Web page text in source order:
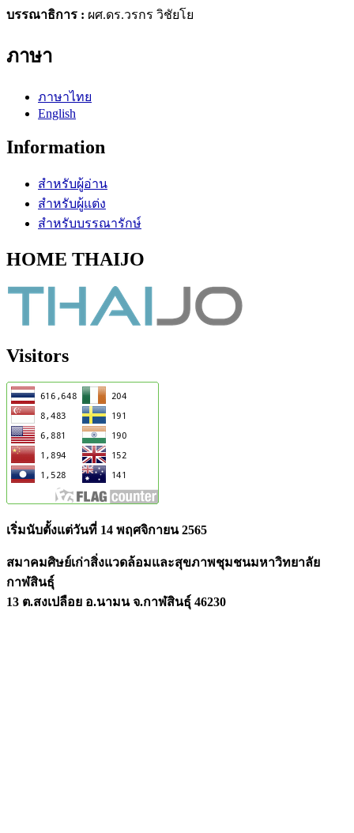
บรรณาธิการ : ผศ.ดร.วรกร วิชัยโย
ภาษา
ภาษาไทย
English
Information
สำหรับผู้อ่าน
สำหรับผู้แต่ง
สำหรับบรรณารักษ์
HOME THAIJO
Visitors
เริ่มนับตั้งแต่วันที่ 14 พฤศจิกายน 2565
สมาคมศิษย์เก่าสิ่งแวดล้อมและสุขภาพชุมชนมหาวิทยาลัย
กาฬสินธุ์
13 ต.สงเปลือย อ.นามน จ.กาฬสินธุ์ 46230